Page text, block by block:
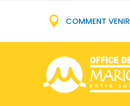
COMMENT VENIR